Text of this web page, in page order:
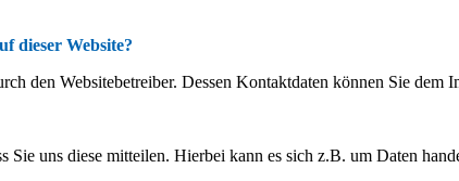
dieser Website?
den Websitebetreiber. Dessen Kontaktdaten können Sie dem
Sie uns diese mitteilen. Hierbei kann es sich z.B. um Daten